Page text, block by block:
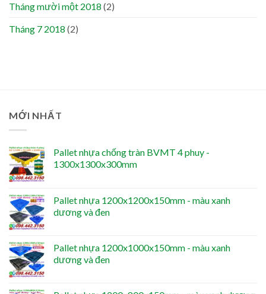
Tháng mười một 2018 (2)
Tháng 7 2018 (2)
MỚI NHẤT
Pallet nhựa chống tràn BVMT 4 phuy -
1300x1300x300mm
Pallet nhựa 1200x1200x150mm - màu xanh
dương và đen
Pallet nhựa 1200x1000x150mm - màu xanh
dương và đen